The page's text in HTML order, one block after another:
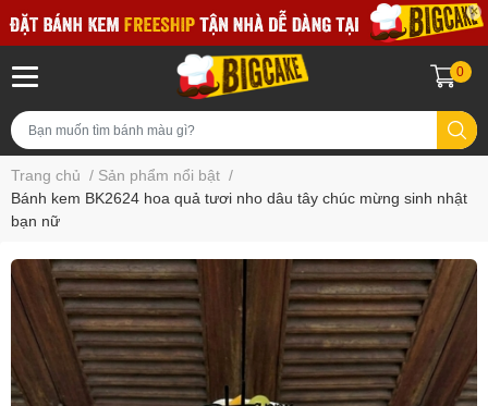
0
Trang chủ / Sản phẩm nổi bật /
Bánh kem BK2624 hoa quả tươi nho dâu tây chúc mừng sinh nhật
bạn nữ